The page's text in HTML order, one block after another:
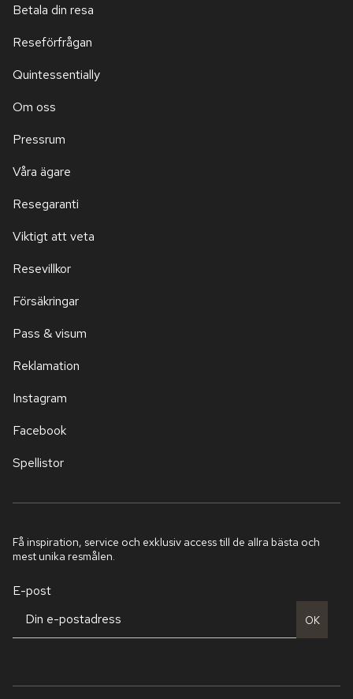
Betala din resa
Reseförfrågan
Quintessentially
Om oss
Pressrum
Våra ägare
Resegaranti
Viktigt att veta
Resevillkor
Försäkringar
Pass & visum
Reklamation
Instagram
Facebook
Spellistor
Få inspiration, service och exklusiv access till de allra bästa och
mest unika resmålen.
E-post
OK